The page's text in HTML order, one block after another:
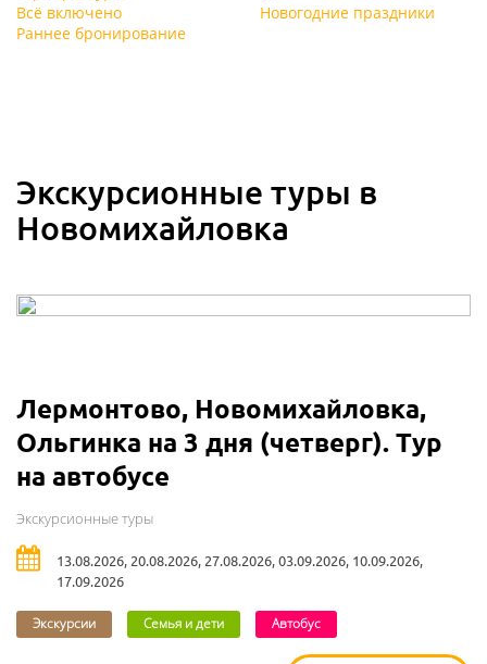
Всё включено
Новогодние праздники
Раннее бронирование
Экскурсионные туры в
Новомихайловка
Лермонтово, Новомихайловка,
Ольгинка на 3 дня (четверг). Тур
на автобусе
Экскурсионные туры
13.08.2026, 20.08.2026, 27.08.2026, 03.09.2026, 10.09.2026,
17.09.2026
Экскурсии Семья и дети Автобус